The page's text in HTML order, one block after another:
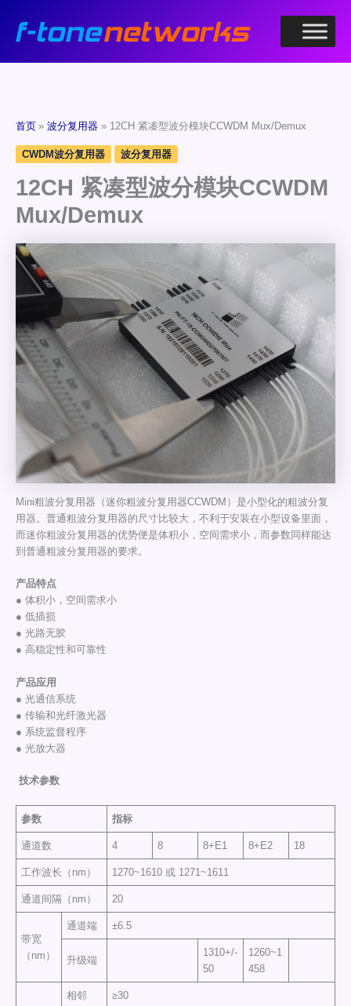
首页 波分复用器 12CH 紧凑型波分模块CCWDM Mux/Demux
CWDM波分复用器 波分复用器
12CH 紧凑型波分模块CCWDM
Mux/Demux
Mini粗波分复用器（迷你粗波分复用器CCWDM）是小型化的粗波分复
用器。普通粗波分复用器的尺寸比较大，不利于安装在小型设备里面，
而迷你粗波分复用器的优势便是体积小，空间需求小，而参数同样能达
到普通粗波分复用器的要求。
产品特点
● 体积小，空间需求小
● 低插损
● 光路无胶
● 高稳定性和可靠性
产品应用
● 光通信系统
● 传输和光纤激光器
● 系统监督程序
● 光放大器
技术参数
参数 指标
通道数 4 8 8+E1 8+E2 18
工作波长（nm） 1270~1610 或 1271~1611
通道间隔（nm） 20
带宽
（nm）
通道端 ±6.5
升级端
1310+/-
50
1260~1
458
相邻 ≥30